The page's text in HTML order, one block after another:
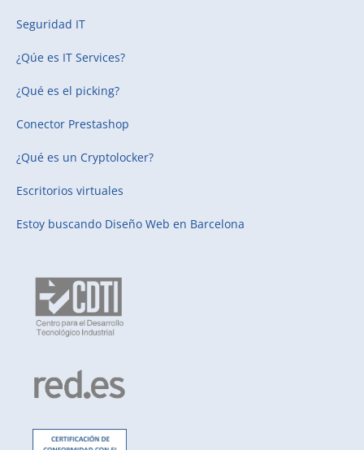
Seguridad IT
¿Qúe es IT Services?
¿Qué es el picking?
Conector Prestashop
¿Qué es un Cryptolocker?
Escritorios virtuales
Estoy buscando Diseño Web en Barcelona